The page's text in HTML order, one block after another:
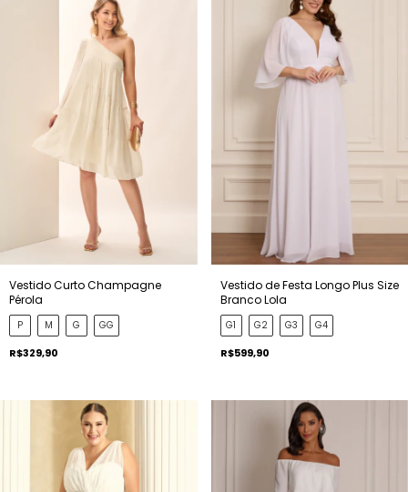
Vestido Curto Champagne
Pérola
P M G GG
R$329,90
Vestido de Festa Longo Plus Size
Branco Lola
G1 G2 G3 G4
R$599,90